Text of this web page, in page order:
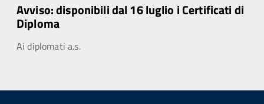
Avviso: disponibili dal 16 luglio i Certificati di
Diploma
Ai diplomati a.s.